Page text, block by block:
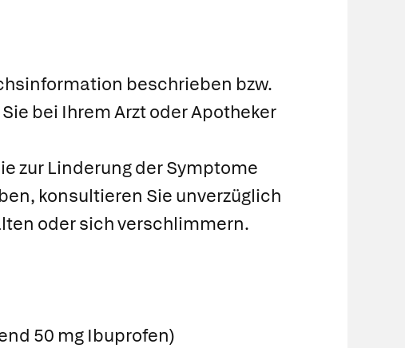
beschrieben bzw.
bei Ihrem Arzt oder Apotheker
zur Linderung der Symptome
konsultieren Sie unverzüglich
oder sich verschlimmern.
50 mg Ibuprofen)